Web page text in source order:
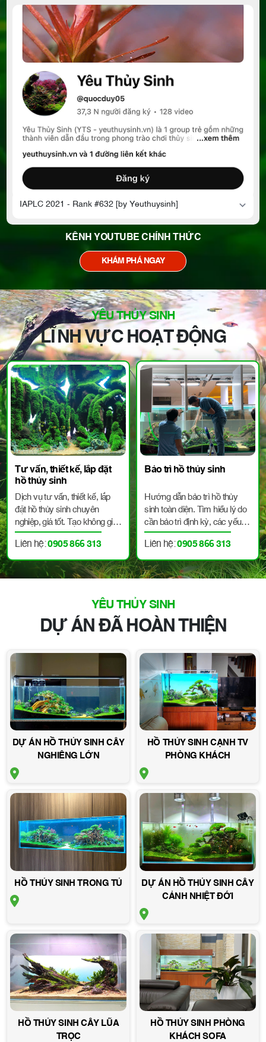
KÊNH YOUTUBE CHÍNH THỨC
KHÁM PHÁ NGAY
YÊU THỦY SINH
LĨNH VỰC HOẠT ĐỘNG
Tư vấn, thiết kế, lắp đặt
hồ thủy sinh
Dịch vụ tư vấn, thiết kế, lắp
đặt hồ thủy sinh chuyên
nghiệp, giá tốt. Tạo không gian
sống động, thư giãn với hồ
thủy sinh độc đáo. Liên hệ
ngay!
Liên hệ:0905 866 313
Bảo trì hồ thủy sinh
Hướng dẫn bảo trì hồ thủy
sinh toàn diện. Tìm hiểu lý do
cần bảo trì định kỳ, các yếu tố
quan trọng, cách chăm sóc
cây thủy sinh, và giải quyết
các vấn đề thường gặp như
rêu hại, nước đục, cá bệnh.
Liên hệ:0905 866 313
YÊU THỦY SINH
DỰ ÁN ĐÃ HOÀN THIỆN
DỰ ÁN HỒ THỦY SINH CÂY
NGHIÊNG LỚN
HỒ THỦY SINH CẠNH TV
PHÒNG KHÁCH
HỒ THỦY SINH TRONG TỦ
DỰ ÁN HỒ THỦY SINH CÂY
CẢNH NHIỆT ĐỚI
HỒ THỦY SINH CÂY LŨA
TRỌC
HỒ THỦY SINH PHÒNG
KHÁCH SOFA